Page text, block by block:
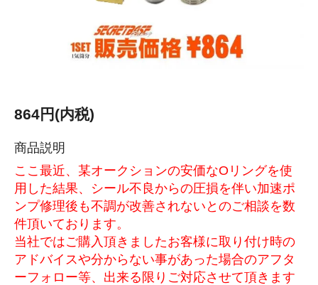
864円(内税)
商品説明
ここ最近、某オークションの安価なOリングを使
用した結果、シール不良からの圧損を伴い加速ポ
ンプ修理後も不調が改善されないとのご相談を数
件頂いております。
当社ではご購入頂きましたお客様に取り付け時の
アドバイスや分からない事があった場合のアフタ
ーフォロー等、出来る限りご対応させて頂きます